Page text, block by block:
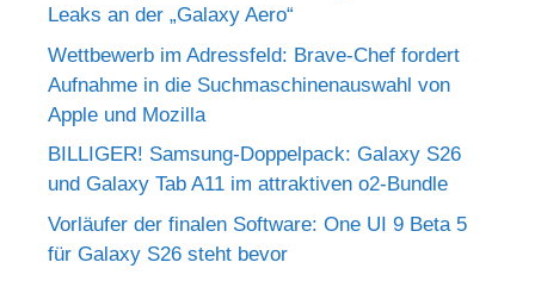
Leaks an der „Galaxy Aero“
Wettbewerb im Adressfeld: Brave-Chef fordert
Aufnahme in die Suchmaschinenauswahl von
Apple und Mozilla
BILLIGER! Samsung-Doppelpack: Galaxy S26
und Galaxy Tab A11 im attraktiven o2-Bundle
Vorläufer der finalen Software: One UI 9 Beta 5
für Galaxy S26 steht bevor